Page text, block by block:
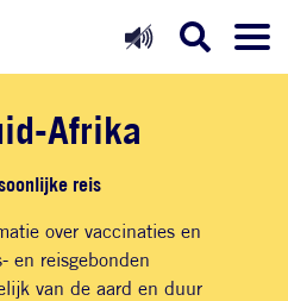
Afrika
reis
over vaccinaties en
en reisgebonden
van de aard en duur